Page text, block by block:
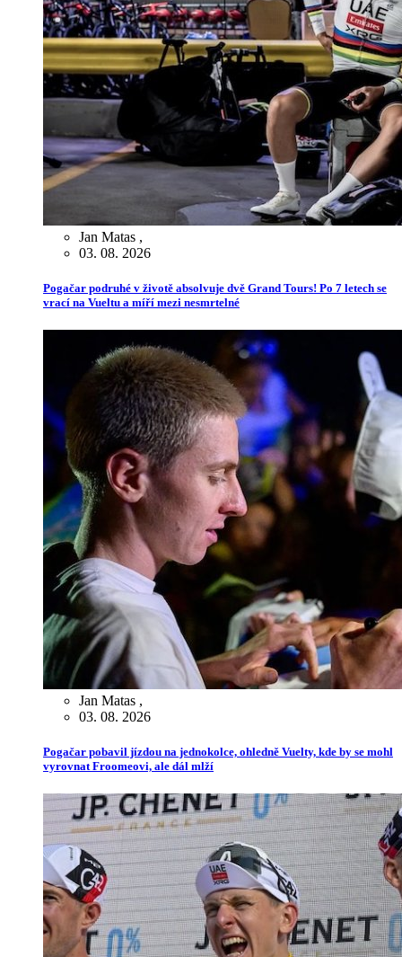
Jan Matas ,
03. 08. 2026
Pogačar podruhé v životě absolvuje dvě Grand Tours! Po 7 letech se
vrací na Vueltu a míří mezi nesmrtelné
Jan Matas ,
03. 08. 2026
Pogačar pobavil jízdou na jednokolce, ohledně Vuelty, kde by se mohl
vyrovnat Froomeovi, ale dál mlží